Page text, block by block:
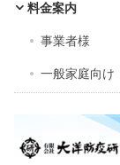
料金案内
事業者様
一般家庭向け